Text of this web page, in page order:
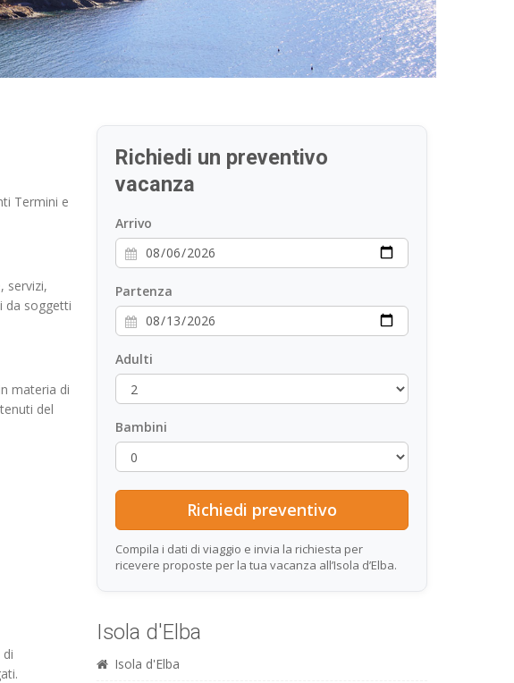
Termini e
servizi,
da soggetti
materia di
del
Richiedi un preventivo
vacanza
Arrivo
Partenza
Adulti
Bambini
Compila i dati di viaggio e invia la richiesta per
ricevere proposte per la tua vacanza all’Isola d’Elba.
Isola d'Elba
Isola d'Elba